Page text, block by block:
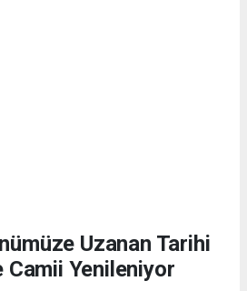
Uzanan Tarihi
Camii Yenileniyor